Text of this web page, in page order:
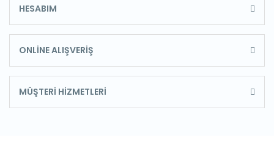
HESABIM
ONLİNE ALIŞVERİŞ
MÜŞTERİ HİZMETLERİ